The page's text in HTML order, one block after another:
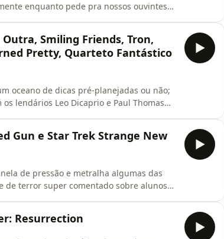
enquanto pede pra nossos ouvintes
Outra, Smiling Friends, Tron,
Pretty, Quarteto Fantástico
oceano de dicas pré-planejadas ou não;
lendários Leo Dicaprio e Paul Thomas
Gun e Star Trek Strange New
de pressão e metralha algumas das
de terror super comentado sobre alunos
Resurrection